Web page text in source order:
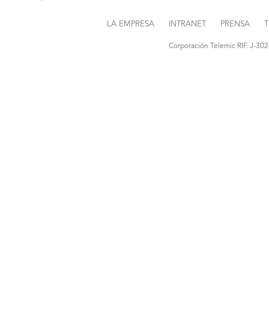
LA EMPRESA INTRANET PRENSA
Corporación Telemic RIF. J-